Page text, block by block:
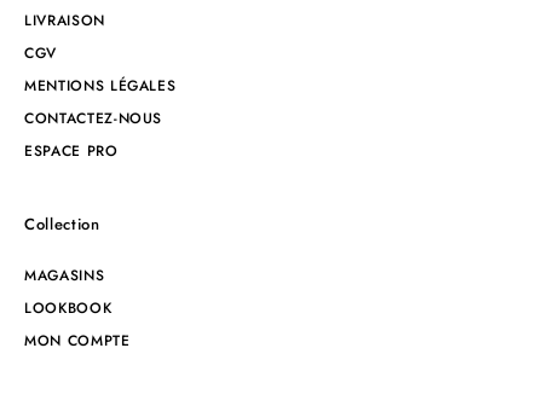
LIVRAISON
CGV
MENTIONS LÉGALES
CONTACTEZ-NOUS
ESPACE PRO
Collection
MAGASINS
LOOKBOOK
MON COMPTE